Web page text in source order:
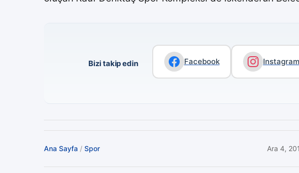
Bizi takip edin Facebook Instagram
Ana Sayfa / Spor Ara 4,